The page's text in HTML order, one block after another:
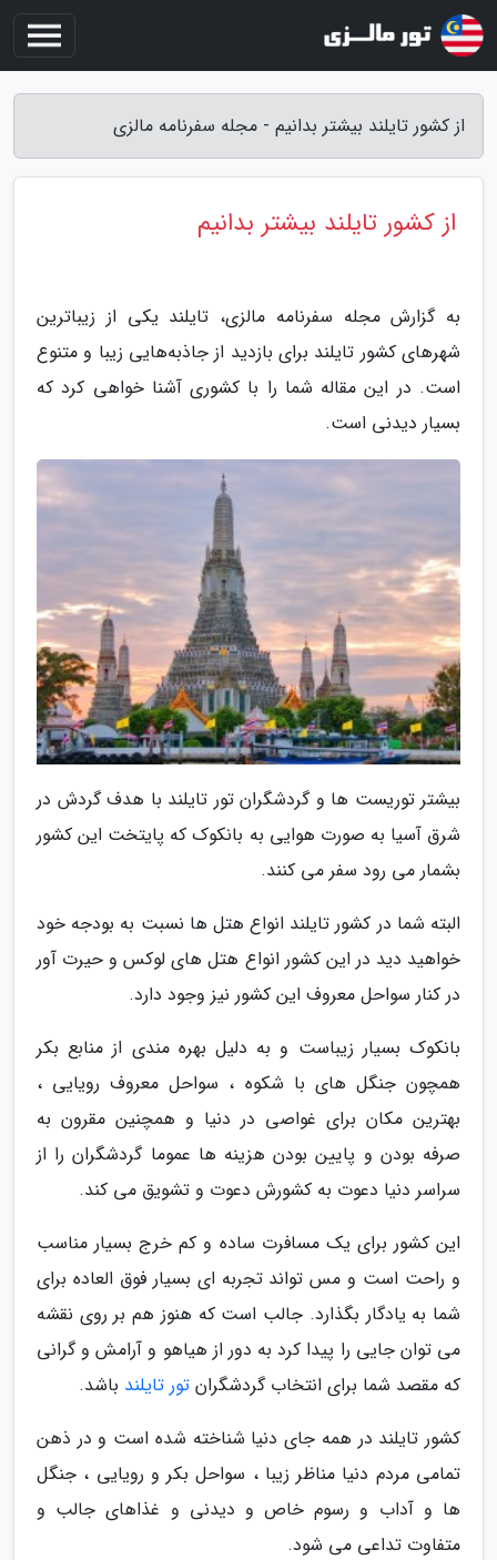
از کشور تایلند بیشتر بدانیم - مجله سفرنامه مالزی
از کشور تایلند بیشتر بدانیم
به گزارش مجله سفرنامه مالزی، تایلند یکی از زیباترین
شهرهای کشور تایلند برای بازدید از جاذبه‌هایی زیبا و متنوع
است. در این مقاله شما را با کشوری آشنا خواهی کرد که
بسیار دیدنی است.
بیشتر توریست ها و گردشگران تور تایلند با هدف گردش در
شرق آسیا به صورت هوایی به بانکوک که پایتخت این کشور
بشمار می رود سفر می کنند.
البته شما در کشور تایلند انواع هتل ها نسبت به بودجه خود
خواهید دید در این کشور انواع هتل های لوکس و حیرت آور
در کنار سواحل معروف این کشور نیز وجود دارد.
بانکوک بسیار زیباست و به دلیل بهره مندی از منابع بکر
همچون جنگل های با شکوه ، سواحل معروف رویایی ،
بهترین مکان برای غواصی در دنیا و همچنین مقرون به
صرفه بودن و پایین بودن هزینه ها عموما گردشگران را از
سراسر دنیا دعوت به کشورش دعوت و تشویق می کند.
این کشور برای یک مسافرت ساده و کم خرج بسیار مناسب
و راحت است و مس تواند تجربه ای بسیار فوق العاده برای
شما به یادگار بگذارد. جالب است که هنوز هم بر روی نقشه
می توان جایی را پیدا کرد به دور از هیاهو و آرامش و گرانی
که مقصد شما برای انتخاب گردشگران تور تایلند باشد.
کشور تایلند در همه جای دنیا شناخته شده است و در ذهن
تمامی مردم دنیا مناظر زیبا ، سواحل بکر و رویایی ، جنگل
ها و آداب و رسوم خاص و دیدنی و غذاهای جالب و
متفاوت تداعی می شود.